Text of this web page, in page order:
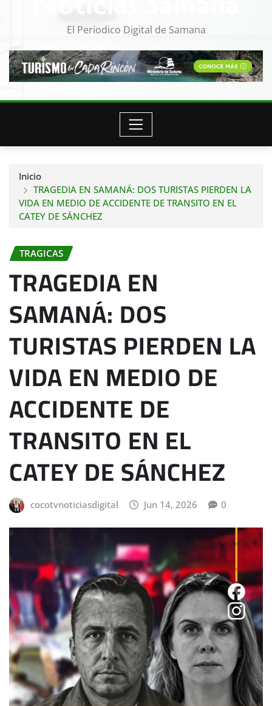
El Periodico Digital de Samana
Inicio
TRAGEDIA EN SAMANÁ: DOS TURISTAS PIERDEN LA
VIDA EN MEDIO DE ACCIDENTE DE TRANSITO EN EL
CATEY DE SÁNCHEZ
TRAGICAS
TRAGEDIA EN
SAMANÁ: DOS
TURISTAS PIERDEN LA
VIDA EN MEDIO DE
ACCIDENTE DE
TRANSITO EN EL
CATEY DE SÁNCHEZ
cocotvnoticiasdigital Jun 14, 2026 0